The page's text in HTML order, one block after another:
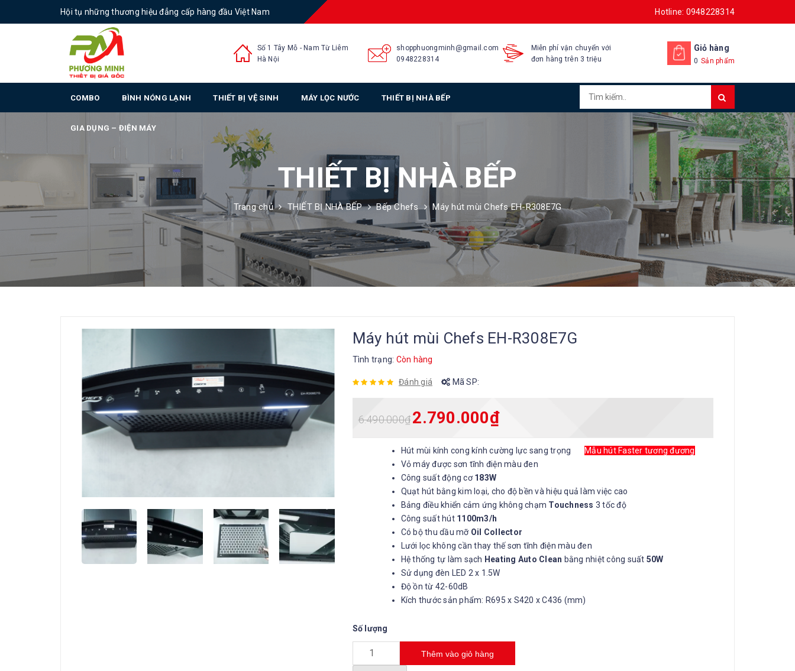
Hội tụ những thương hiệu đẳng cấp hàng đầu Việt Nam Hotline: 0948228314
Số 1 Tây Mỗ - Nam Từ Liêm
Hà Nội
shopphuongminh@gmail.com
0948228314
Miễn phí vận chuyển với
đơn hàng trên 3 triệu
Giỏ hàng
0 Sản phẩm
COMBO BÌNH NÓNG LẠNH THIẾT BỊ VỆ SINH MÁY LỌC NƯỚC THIẾT BỊ NHÀ BẾP
GIA DỤNG – ĐIỆN MÁY
THIẾT BỊ NHÀ BẾP
Trang chủ THIẾT BỊ NHÀ BẾP Bếp Chefs Máy hút mùi Chefs EH-R308E7G
Máy hút mùi Chefs EH-R308E7G
Tình trạng: Còn hàng
Đánh giá Mã SP:
6.490.000₫2.790.000₫
Hút mùi kính cong kính cường lực sang trọng
Mẫu hút Faster tương đương
Vỏ máy được sơn tĩnh điện màu đen
Công suất động cơ183W
Quạt hút bằng kim loại, cho độ bền và hiệu quả làm việc cao
Bảng điều khiển cảm ứng không chạm Touchness 3 tốc độ
Công suất hút 1100m3/h
Có bộ thu dầu mỡ Oil Collector
Lưới lọc không cần thay thế sơn tĩnh điện màu đen
Hệ thống tự làm sạch Heating Auto Clean bằng nhiệt công suất 50W
Sử dụng đèn LED 2 x 1.5W
Độ ồn từ 42-60dB
Kích thước sản phẩm: R695 x S420 x C436 (mm)
Số lượng
Thêm vào giỏ hàng